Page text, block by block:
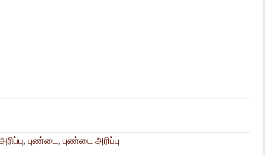
,புண்டை,புண்டை அரிப்பு